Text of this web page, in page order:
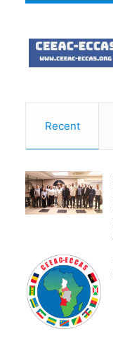
Recent